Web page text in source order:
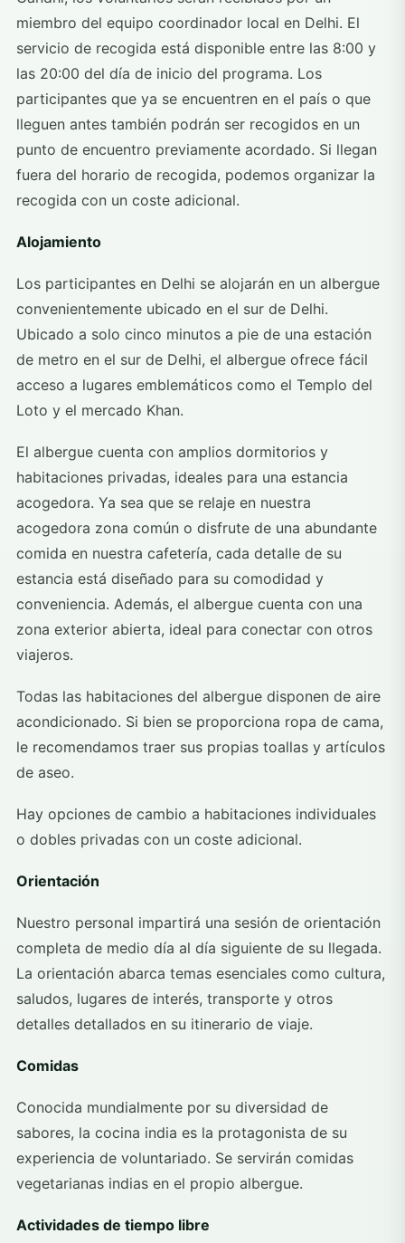
miembro del equipo coordinador local en Delhi. El
servicio de recogida está disponible entre las 8:00 y
las 20:00 del día de inicio del programa. Los
participantes que ya se encuentren en el país o que
lleguen antes también podrán ser recogidos en un
punto de encuentro previamente acordado. Si llegan
fuera del horario de recogida, podemos organizar la
recogida con un coste adicional.
Alojamiento
Los participantes en Delhi se alojarán en un albergue
convenientemente ubicado en el sur de Delhi.
Ubicado a solo cinco minutos a pie de una estación
de metro en el sur de Delhi, el albergue ofrece fácil
acceso a lugares emblemáticos como el Templo del
Loto y el mercado Khan.
El albergue cuenta con amplios dormitorios y
habitaciones privadas, ideales para una estancia
acogedora. Ya sea que se relaje en nuestra
acogedora zona común o disfrute de una abundante
comida en nuestra cafetería, cada detalle de su
estancia está diseñado para su comodidad y
conveniencia. Además, el albergue cuenta con una
zona exterior abierta, ideal para conectar con otros
viajeros.
Todas las habitaciones del albergue disponen de aire
acondicionado. Si bien se proporciona ropa de cama,
le recomendamos traer sus propias toallas y artículos
de aseo.
Hay opciones de cambio a habitaciones individuales
o dobles privadas con un coste adicional.
Orientación
Nuestro personal impartirá una sesión de orientación
completa de medio día al día siguiente de su llegada.
La orientación abarca temas esenciales como cultura,
saludos, lugares de interés, transporte y otros
detalles detallados en su itinerario de viaje.
Comidas
Conocida mundialmente por su diversidad de
sabores, la cocina india es la protagonista de su
experiencia de voluntariado. Se servirán comidas
vegetarianas indias en el propio albergue.
Actividades de tiempo libre